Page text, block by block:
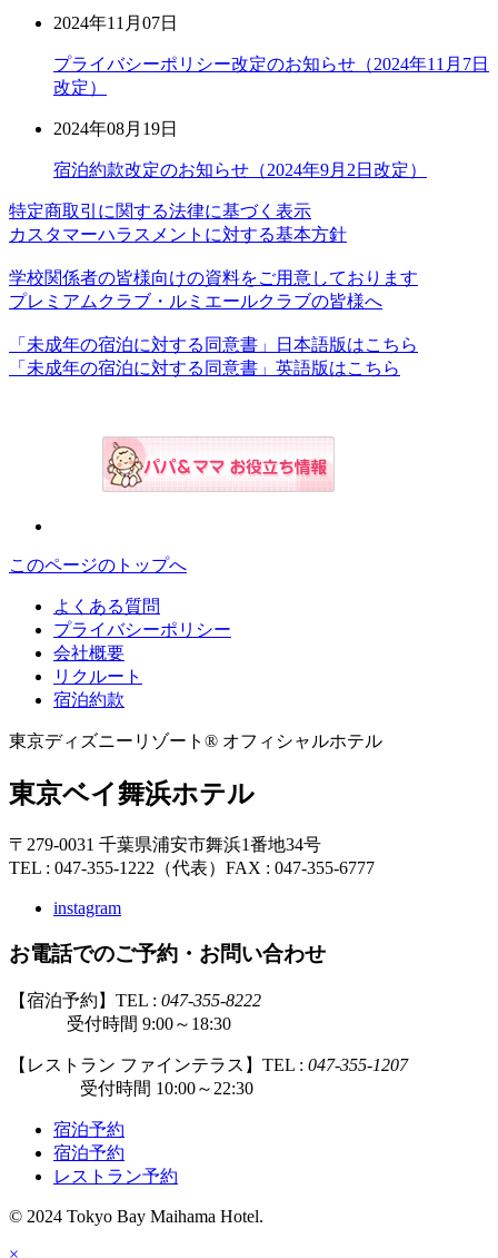
2024年11月07日
プライバシーポリシー改定のお知らせ（2024年11月7日
改定）
2024年08月19日
宿泊約款改定のお知らせ（2024年9月2日改定）
特定商取引に関する法律に基づく表示
カスタマーハラスメントに対する基本方針
学校関係者の皆様向けの資料をご用意しております
プレミアムクラブ・ルミエールクラブの皆様へ
「未成年の宿泊に対する同意書」日本語版はこちら
「未成年の宿泊に対する同意書」英語版はこちら
このページのトップへ
よくある質問
プライバシーポリシー
会社概要
リクルート
宿泊約款
東京ディズニーリゾート® オフィシャルホテル
東京ベイ舞浜ホテル
〒279-0031 千葉県浦安市舞浜1番地34号
TEL : 047-355-1222（代表） FAX : 047-355-6777
instagram
お電話でのご予約・お問い合わせ
【宿泊予約】TEL : 047-355-8222
受付時間 9:00～18:30
【レストラン ファインテラス】TEL : 047-355-1207
受付時間 10:00～22:30
宿泊予約
宿泊予約
レストラン予約
© 2024 Tokyo Bay Maihama Hotel.
×